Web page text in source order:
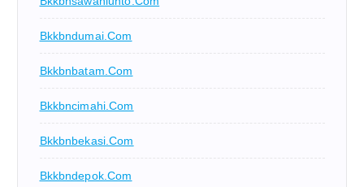
Bkkbndumai.com
Bkkbnbatam.com
Bkkbncimahi.com
Bkkbnbekasi.com
Bkkbndepok.com